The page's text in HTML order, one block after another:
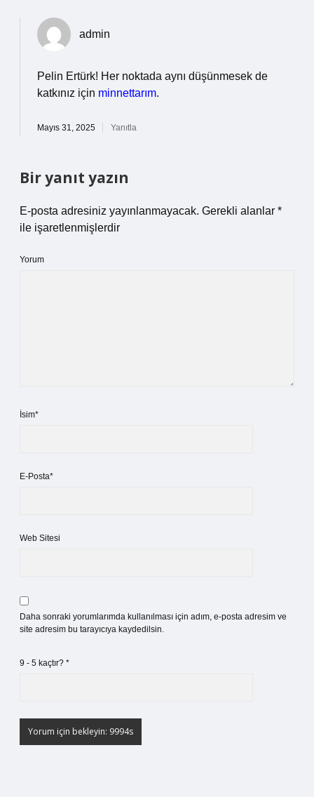
admin
Pelin Ertürk! Her noktada aynı düşünmesek de
katkınız için minnettarım.
Mayıs 31, 2025 Yanıtla
Bir yanıt yazın
E-posta adresiniz yayınlanmayacak. Gerekli alanlar *
ile işaretlenmişlerdir
Yorum
İsim*
E-Posta*
Web Sitesi
Daha sonraki yorumlarımda kullanılması için adım, e-posta adresim ve
site adresim bu tarayıcıya kaydedilsin.
9 - 5 kaçtır? *